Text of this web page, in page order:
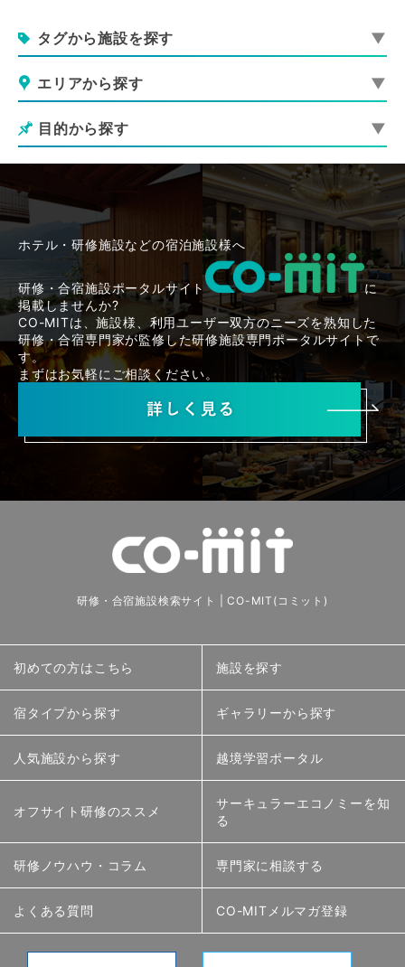
タグから施設を探す
エリアから探す
目的から探す
ホテル・研修施設などの宿泊施設様へ
研修・合宿施設ポータルサイト
に
掲載しませんか?
CO-MITは、施設様、利用ユーザー双方のニーズを熟知した
研修・合宿専門家が監修した研修施設専門ポータルサイトで
す。
まずはお気軽にご相談ください。
研修・合宿施設検索サイト | CO-MIT(コミット)
初めての方はこちら 施設を探す
宿タイプから探す ギャラリーから探す
人気施設から探す 越境学習ポータル
オフサイト研修のススメ
サーキュラーエコノミーを知
る
研修ノウハウ・コラム 専門家に相談する
よくある質問 CO-MITメルマガ登録